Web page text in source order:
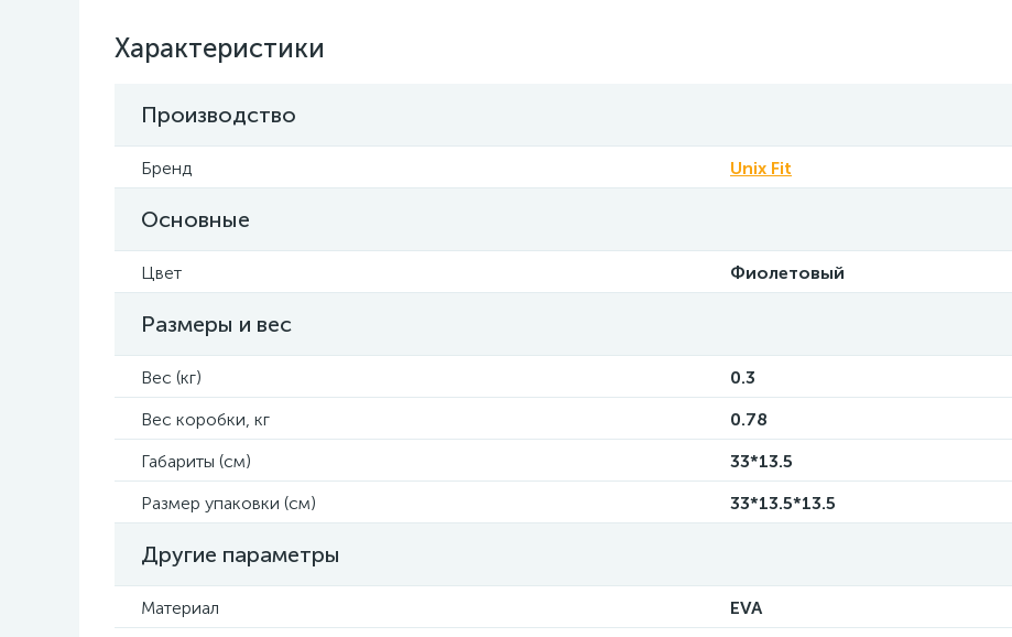
Характеристики
Производство
Бренд Unix Fit
Основные
Цвет Фиолетовый
Размеры и вес
Вес (кг)
0.3
Вес коробки, кг
0.78
Габариты (см)
33*13.5
Размер упаковки (см)
33*13.5*13.5
Другие параметры
Материал
EVA